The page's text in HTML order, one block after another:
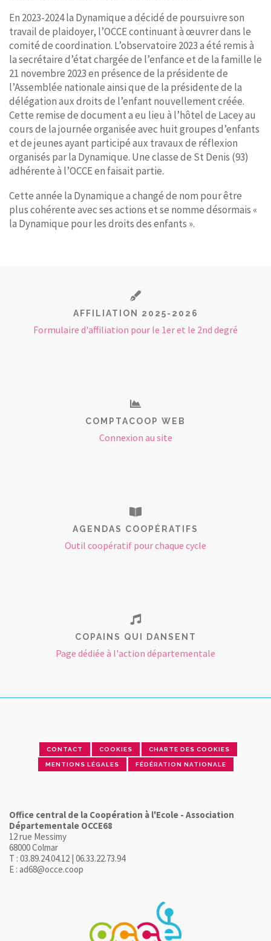
En 2023-2024 la Dynamique a décidé de poursuivre son
travail de plaidoyer, l’OCCE continuant à œuvrer dans le
comité de coordination. L’observatoire 2023 a été remis à
la secrétaire d’état chargée de l’enfance et de la famille le
21 novembre 2023 en présence de la présidente de
l’Assemblée nationale ainsi que de la présidente de la
délégation aux droits de l’enfant nouvellement créée.
Cette remise de document a eu lieu à l’hôtel de Lacey au
cours de la journée organisée avec huit groupes d’enfants
et de jeunes ayant participé aux travaux de réflexion
organisés par la Dynamique. Une classe de St Denis (93)
adhérente à l’OCCE en faisait partie.
Cette année la Dynamique a changé de nom pour être
plus cohérente avec ses actions et se nomme désormais «
la Dynamique pour les droits des enfants ».
AFFILIATION 2025-2026
Formulaire d'affiliation pour le 1er et le 2nd degré
COMPTACOOP WEB
Connexion au site
AGENDAS COOPÉRATIFS
Outil coopératif pour chaque cycle
COPAINS QUI DANSENT
Page dédiée à l'action départementale
CONTACT COOKIES CHARTE DES COOKIES
MENTIONS LÉGALES FÉDÉRATION NATIONALE
Office central de la Coopération à l'Ecole - Association
Départementale OCCE68
12 rue Messimy
68000 Colmar
T : 03.89.24.04.12 | 06.33.22.73.94
E : ad68@occe.coop